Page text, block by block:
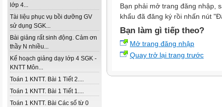
lớp 4...
Tài liệu phục vụ bồi dưỡng GV
sử dụng SGK...
Bài giảng rất sinh động. Cảm ơn
thầy N nhiều...
Kế hoạch giảng dạy lớp 4 SGK -
KNTT Môn...
Toán 1 KNTT. Bài 1 Tiết 2....
Toán 1 KNTT. Bài 1 Tiết 1....
Toán 1 KNTT. Bài Các số từ 0
Bạn phải mở trang đăng nhập,
khẩu đã đăng ký rồi nhấn nút
Bạn làm gì tiếp theo?
Mở trang đăng nhập
Quay trở lại trang trước